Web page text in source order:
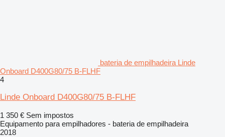
bateria de empilhadeira Linde
Onboard D400G80/75 B-FLHF
4
Linde Onboard D400G80/75 B-FLHF
1 350 € Sem impostos
Equipamento para empilhadores - bateria de empilhadeira
2018